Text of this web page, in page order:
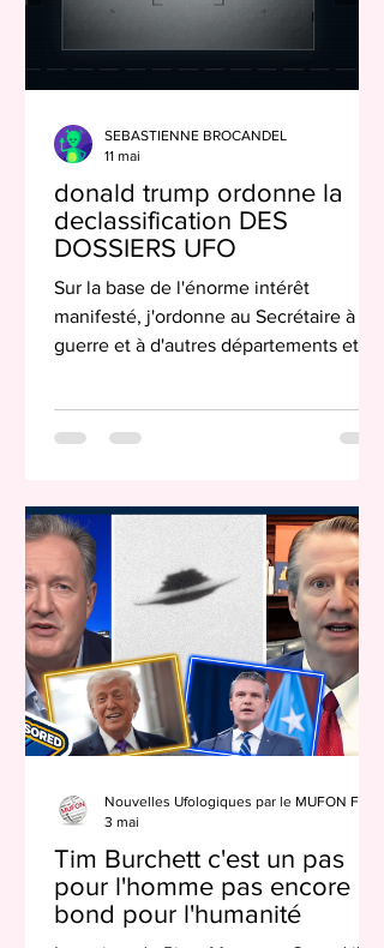
donald trump ordonne la
declassification DES
DOSSIERS UFO
Sur la base de l'énorme intérêt
manifesté, j'ordonne au Secrétaire à la
guerre et à d'autres départements et
publication des dossiers
phénomènes aériens non identifiés
(PAU) et aux objets volants non
identifiés (OVNI) et à toutes les autres
informations liées à ces questions très
complexes, mais extrêmement
intéressantes et importantes. Donald
SEBASTIENNE BROCANDEL
11 mai
Tim Burchett c'est un pas
pour l'homme pas encore un
bond pour l'humanité
3 mai